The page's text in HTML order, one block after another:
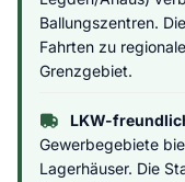
Ballungszentren.
Fahrten zu
Grenzgebiet.
LKW-
Gewerbegebiete
Lagerhäuser. Die